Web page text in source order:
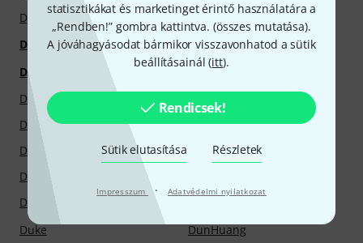
statisztikákat és marketinget érintő használatára a
„Rendben!” gombra kattintva. (összes mutatása).
A jóváhagyásodat bármikor visszavonhatod a sütik
beállításainál (itt).
Rendicsek!
Sütik elutasítása Részletek
Impresszum · Adatvédelmi nyilatkozat
Drum Candy
Drum N Base
DrumCraft
DrumDial
Drumeo
Drumgees
Drumport StompTech
Drumprax
DryBell
DS Drum
DSM & Humboldt
Dtronics
Dual
Dudukhouse
Duke
DunHuang